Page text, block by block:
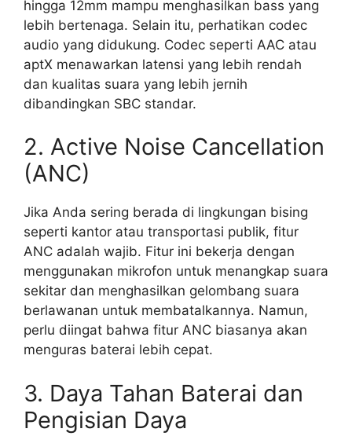
hingga 12mm mampu menghasilkan bass yang
lebih bertenaga. Selain itu, perhatikan codec
audio yang didukung. Codec seperti AAC atau
aptX menawarkan latensi yang lebih rendah
dan kualitas suara yang lebih jernih
dibandingkan SBC standar.
2. Active Noise Cancellation
(ANC)
Jika Anda sering berada di lingkungan bising
seperti kantor atau transportasi publik, fitur
ANC adalah wajib. Fitur ini bekerja dengan
menggunakan mikrofon untuk menangkap suara
sekitar dan menghasilkan gelombang suara
berlawanan untuk membatalkannya. Namun,
perlu diingat bahwa fitur ANC biasanya akan
menguras baterai lebih cepat.
3. Daya Tahan Baterai dan
Pengisian Daya